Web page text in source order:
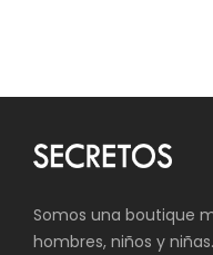
Somos una boutique
hombres, niños y